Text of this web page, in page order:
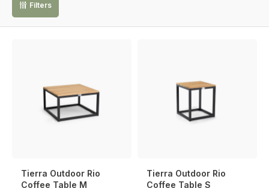
Filters
Tierra Outdoor Rio
Coffee Table M
Tierra Outdoor Rio
Coffee Table S